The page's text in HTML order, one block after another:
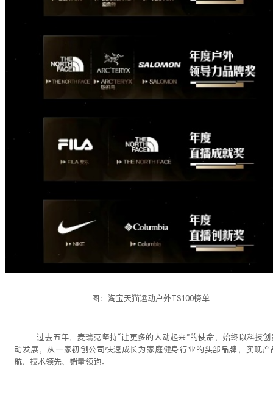
图：淘宝天猫运动户外TS100榜单
过去五年，麦瑞克坚持“让更多的人动起来”的使命，始终以科技创
动发展，从一家初创公司快速成长为家庭健身行业的头部品牌，实现产
航、技术领先、销量领跑。